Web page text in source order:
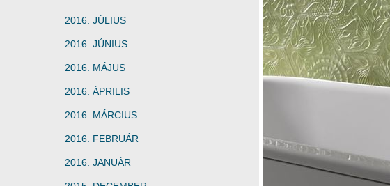
2016. JÚLIUS
2016. JÚNIUS
2016. MÁJUS
2016. ÁPRILIS
2016. MÁRCIUS
2016. FEBRUÁR
2016. JANUÁR